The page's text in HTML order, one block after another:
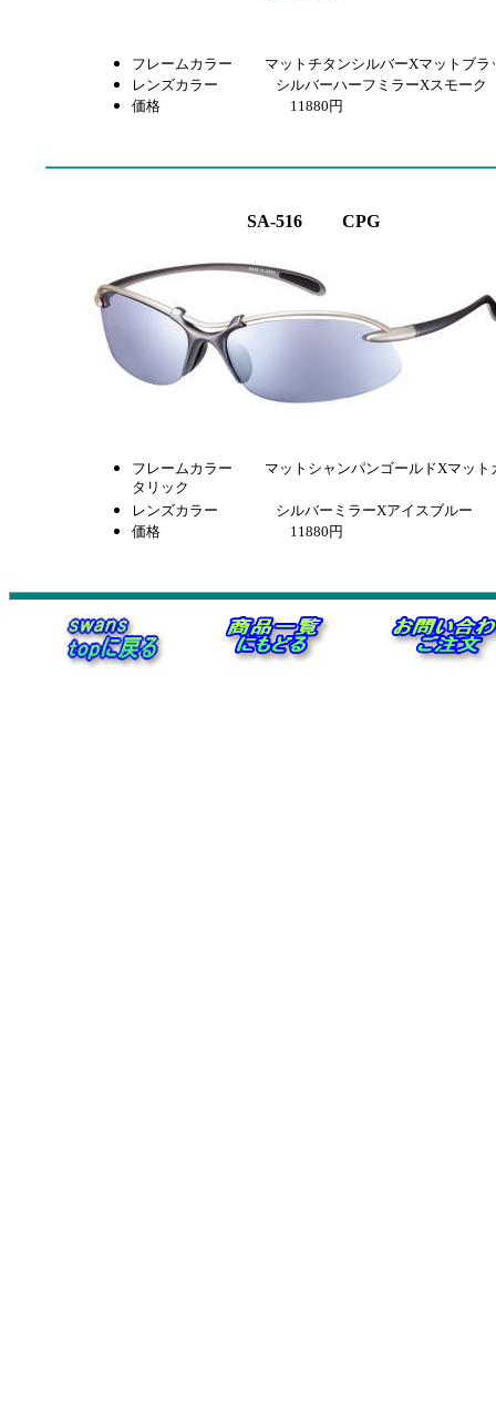
フレームカラー マットチタンシルバーXマットブラ
レンズカラー シルバーハーフミラーXスモーク
価格 11880円
SA-516 CPG
フレームカラー マットシャンパンゴールドXマット
タリック
レンズカラー シルバーミラーXアイスブルー
価格 11880円